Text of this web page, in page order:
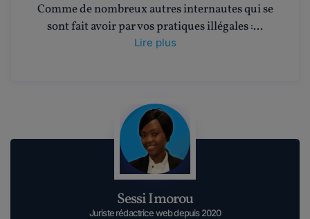
Comme de nombreux autres internautes qui se
sont fait avoir par vos pratiques illégales :...
Lire plus
Sessi Imorou
Juriste rédactrice web depuis 2020